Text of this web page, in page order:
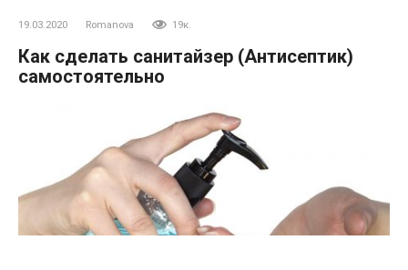
19.03.2020 Romanova 19к.
Как сделать санитайзер (Антисептик)
самостоятельно